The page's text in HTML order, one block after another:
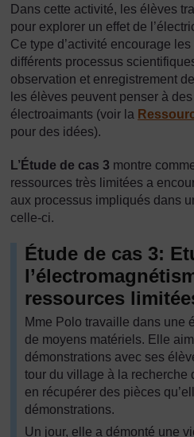
Dans cette activité, les élèves
pour explorer un effet de
Ce type d’activité encourage
différents processus
observation et enregistrement
les élèves peuvent penser à
électroaimants (voir la
pour des idées).
L’Étude de cas 3 montre
ressources très limitées a
aux processus impliqués dans
celle-ci.
Étude de cas 3:
ressources
Mme Polo travaille dans une
de moyens matériels. Elle
démonstrations avec ses
tour du village à la recherche
en récupérer des pièces
démonstrations.
Un jour, elle a démonté une